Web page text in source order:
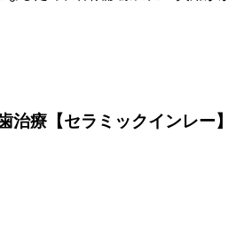
治療【セラミックインレー】